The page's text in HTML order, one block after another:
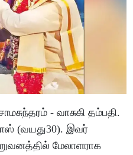
- வாசுகி தம்பதி.
(வயது30). இவர்
மேலாளராக